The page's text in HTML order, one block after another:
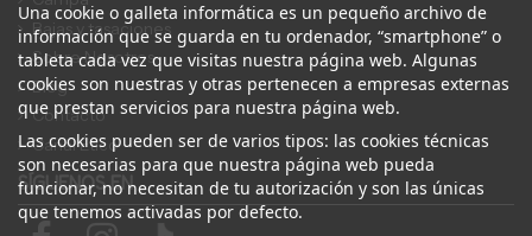
Bajas y tasaciones
Sobre Nosotros
Blog
Contacto
Canal Ético
Una cookie o galleta informática es un pequeño archivo de
información que se guarda en tu ordenador, “smartphone” o
tableta cada vez que visitas nuestra página web. Algunas
cookies son nuestras y otras pertenecen a empresas externas
que prestan servicios para nuestra página web.
Las cookies pueden ser de varios tipos: las cookies técnicas
son necesarias para que nuestra página web pueda
funcionar, no necesitan de tu autorización y son las únicas
que tenemos activadas por defecto.
SÍGUENOS EN